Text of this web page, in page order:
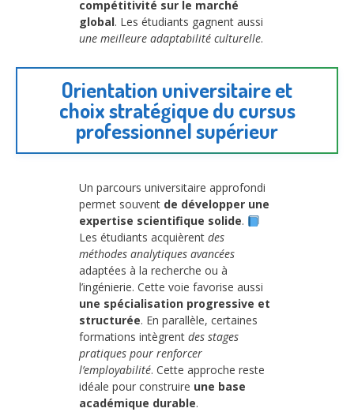
compétitivité sur le marché
global. Les étudiants gagnent aussi
une meilleure adaptabilité culturelle.
Orientation universitaire et
choix stratégique du cursus
professionnel supérieur
Un parcours universitaire approfondi
permet souvent de développer une
expertise scientifique solide.
Les étudiants acquièrent des
méthodes analytiques avancées
adaptées à la recherche ou à
l’ingénierie. Cette voie favorise aussi
une spécialisation progressive et
structurée. En parallèle, certaines
formations intègrent des stages
pratiques pour renforcer
l’employabilité. Cette approche reste
idéale pour construire une base
académique durable.